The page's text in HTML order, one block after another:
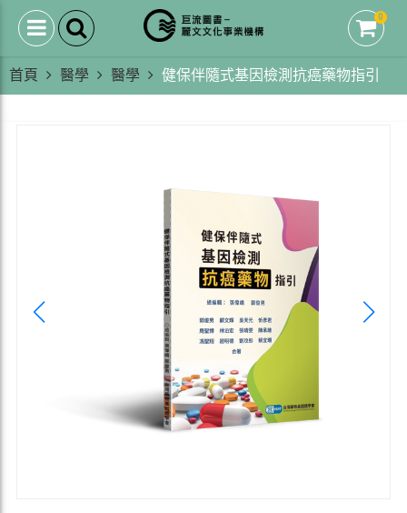
0
首頁 醫學 醫學 健保伴隨式基因檢測抗癌藥物指引